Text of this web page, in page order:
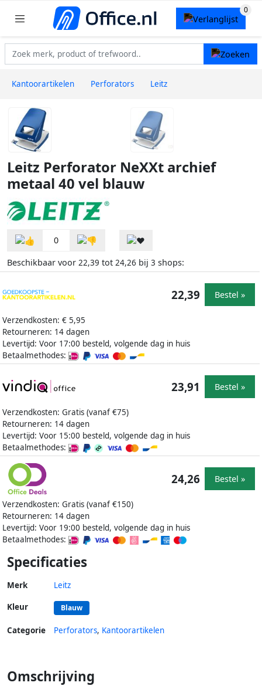
Kantoorartikelen Perforators Leitz
Leitz Perforator NeXXt archief
metaal 40 vel blauw
0
Beschikbaar voor 22,39 tot 24,26 bij 3 shops:
Verzendkosten: € 5,95
Retourneren: 14 dagen
Levertijd: Voor 17:00 besteld, volgende dag in huis
Betaalmethodes:
22,39 Bestel »
Verzendkosten: Gratis (vanaf €75)
Retourneren: 14 dagen
Levertijd: Voor 15:00 besteld, volgende dag in huis
Betaalmethodes:
23,91 Bestel »
Verzendkosten: Gratis (vanaf €150)
Retourneren: 14 dagen
Levertijd: Voor 19:00 besteld, volgende dag in huis
Betaalmethodes:
24,26 Bestel »
Specificaties
Merk Leitz
Kleur Blauw
Categorie Perforators, Kantoorartikelen
Omschrijving